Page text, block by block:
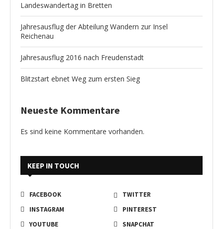
Landeswandertag in Bretten
Jahresausflug der Abteilung Wandern zur Insel
Reichenau
Jahresausflug 2016 nach Freudenstadt
Blitzstart ebnet Weg zum ersten Sieg
Neueste Kommentare
Es sind keine Kommentare vorhanden.
KEEP IN TOUCH
FACEBOOK
TWITTER
INSTAGRAM
PINTEREST
YOUTUBE
SNAPCHAT